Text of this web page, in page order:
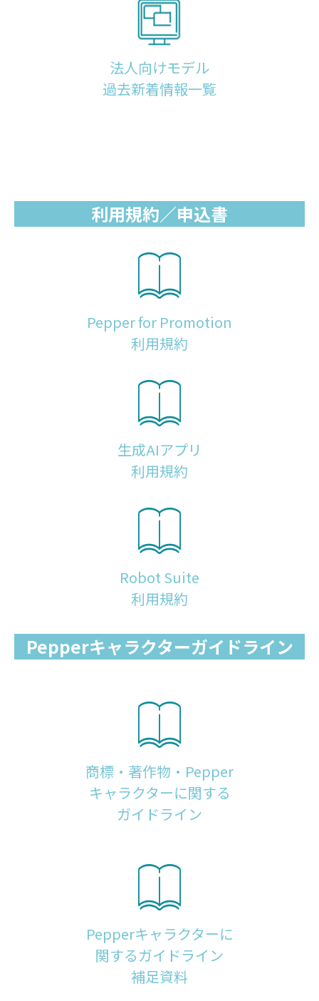
法人向けモデル
過去新着情報一覧
利用規約／申込書
Pepper for Promotion
利用規約
生成AIアプリ
利用規約
Robot Suite
利用規約
Pepperキャラクターガイドライン
商標・著作物・Pepper
キャラクターに関する
ガイドライン
Pepperキャラクターに
関するガイドライン
補足資料